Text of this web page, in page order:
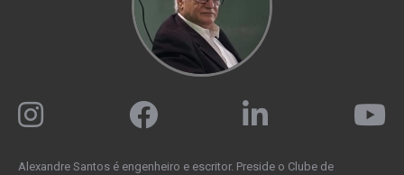
Alexandre Santos é engenheiro e escritor. Preside o Clube de